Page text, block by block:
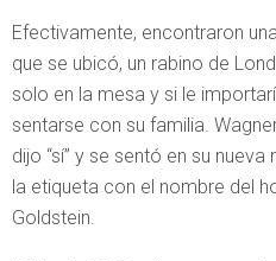
Efectivamente, encontraron
que se ubicó, un rabino de
solo en la mesa y si le
sentarse con su familia.
dijo “sí” y se sentó en su
la etiqueta con el nombre del
Goldstein.